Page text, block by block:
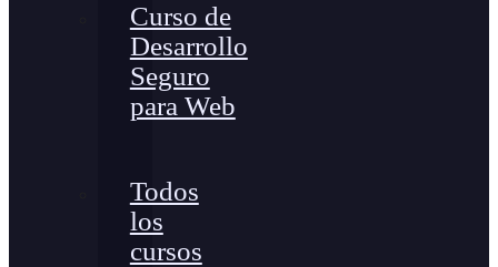
Curso de
Desarrollo
Seguro
para Web
Todos
los
cursos